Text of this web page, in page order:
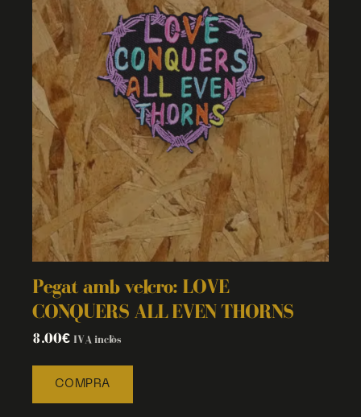
Pegat amb velcro: LOVE
CONQUERS ALL EVEN THORNS
8.00€ IVA inclòs
COMPRA